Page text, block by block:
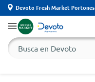
Devoto Fresh Market Portones